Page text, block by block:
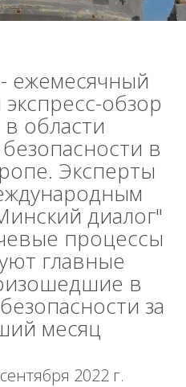
ежемесячный
обзор
области
в
Эксперты
диалог"
процессы
главные
в
за
месяц
2022 г.